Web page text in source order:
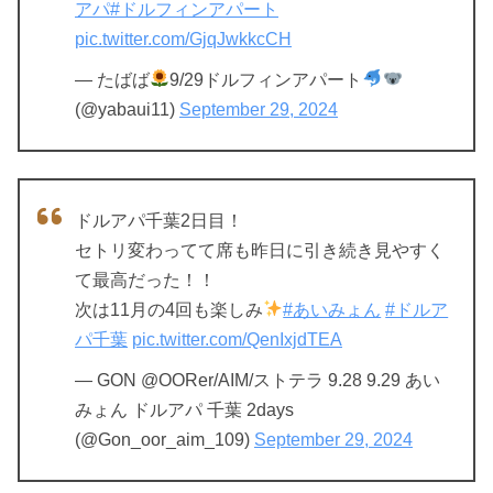
アパ#ドルフィンアパート
pic.twitter.com/GjqJwkkcCH
— たばば
9/29ドルフィンアパート
(@yabaui11) September 29, 2024
ドルアパ千葉2日目！
セトリ変わってて席も昨日に引き続き見やすく
て最高だった！！
次は11月の4回も楽しみ
#あいみょん #ドルア
パ千葉 pic.twitter.com/QenIxjdTEA
— GON @OORer/AIM/ストテラ 9.28 9.29 あい
みょん ドルアパ 千葉 2days
(@Gon_oor_aim_109) September 29, 2024